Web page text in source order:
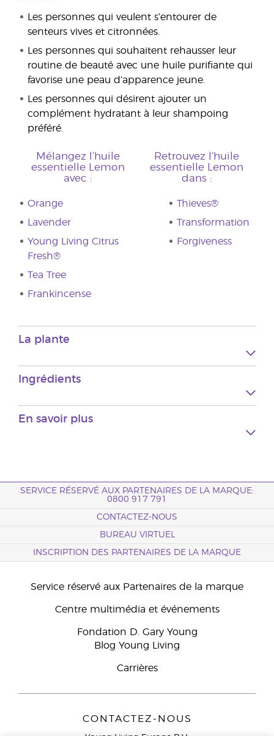
Les personnes qui veulent s’entourer de
senteurs vives et citronnées.
Les personnes qui souhaitent rehausser leur
routine de beauté avec une huile purifiante qui
favorise une peau d’apparence jeune.
Les personnes qui désirent ajouter un
complément hydratant à leur shampoing
préféré.
Mélangez l’huile
essentielle Lemon
avec :
Orange
Lavender
Young Living Citrus
Fresh®
Tea Tree
Frankincense
Retrouvez l’huile
essentielle Lemon
dans :
Thieves®
Transformation
Forgiveness
La plante
Ingrédients
En savoir plus
SERVICE RÉSERVÉ AUX PARTENAIRES DE LA MARQUE:
0800 917 791
CONTACTEZ-NOUS
BUREAU VIRTUEL
INSCRIPTION DES PARTENAIRES DE LA MARQUE
Service réservé aux Partenaires de la marque
Centre multimédia et événements
Fondation D. Gary Young
Blog Young Living
Carrières
CONTACTEZ-NOUS